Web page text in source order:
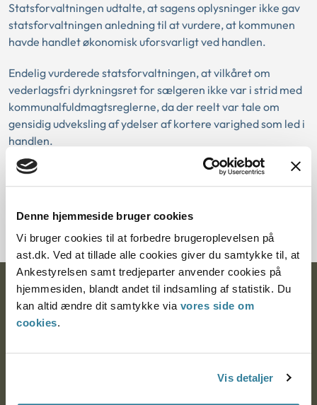
Denne hjemmeside bruger cookies
Vi bruger cookies til at forbedre brugeroplevelsen på
ast.dk. Ved at tillade alle cookies giver du samtykke til, at
Ankestyrelsen samt tredjeparter anvender cookies på
hjemmesiden, blandt andet til indsamling af statistik. Du
kan altid ændre dit samtykke via vores side om
cookies.
Vis detaljer
Statsforvaltningen udtalte, at sagens oplysninger ikke gav
statsforvaltningen anledning til at vurdere, at kommunen
havde handlet økonomisk uforsvarligt ved handlen.
Endelig vurderede statsforvaltningen, at vilkåret om
vederlagsfri dyrkningsret for sælgeren ikke var i strid med
kommunalfuldmagtsreglerne, da der reelt var tale om
gensidig udveksling af ydelser af kortere varighed som led i
handlen.
Ankestyrelsen
Postadresse:
Nytorv 7, 2. sal